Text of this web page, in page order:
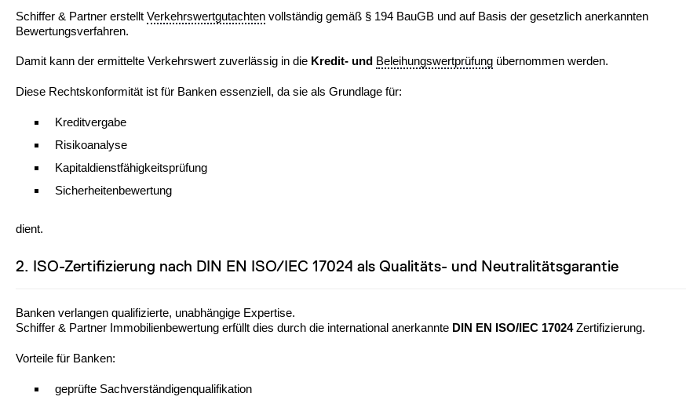
Schiffer & Partner erstellt Verkehrswertgutachten vollständig gemäß § 194 BauGB und auf Basis der gesetzlich anerkannten
Bewertungsverfahren.
Damit kann der ermittelte Verkehrswert zuverlässig in die Kredit- und Beleihungswertprüfung übernommen werden.
Diese Rechtskonformität ist für Banken essenziell, da sie als Grundlage für:
Kreditvergabe
Risikoanalyse
Kapitaldienstfähigkeitsprüfung
Sicherheitenbewertung
dient.
2. ISO-Zertifizierung nach DIN EN ISO/IEC 17024 als Qualitäts- und Neutralitätsgarantie
Banken verlangen qualifizierte, unabhängige Expertise.
Schiffer & Partner Immobilienbewertung erfüllt dies durch die international anerkannte DIN EN ISO/IEC 17024Zertifizierung.
Vorteile für Banken:
geprüfte Sachverständigenqualifikation